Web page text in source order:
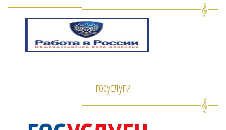
госуслуги